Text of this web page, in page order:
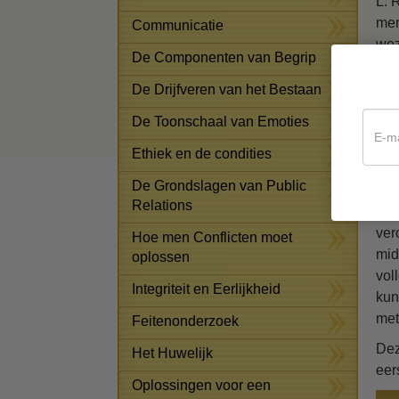
Communicatie
De Componenten van Begrip
De Drijfveren van het Bestaan
De Toonschaal van Emoties
Ethiek en de condities
De Grondslagen van Public
Relations
Hoe men Conflicten moet
oplossen
Integriteit en Eerlijkheid
Feitenonderzoek
Het Huwelijk
Oplossingen voor een